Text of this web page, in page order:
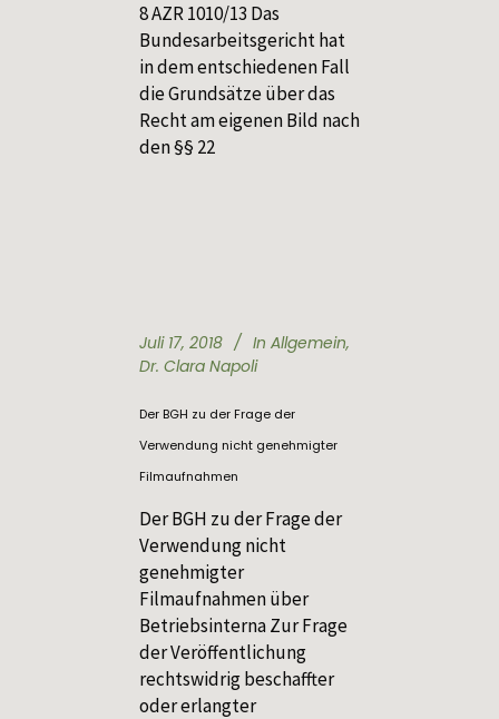
8 AZR 1010/13 Das
Bundesarbeitsgericht hat
in dem entschiedenen Fall
die Grundsätze über das
Recht am eigenen Bild nach
den §§ 22
Juli 17, 2018 In Allgemein,
Dr. Clara Napoli
Der BGH zu der Frage der
Verwendung nicht genehmigter
Filmaufnahmen
Der BGH zu der Frage der
Verwendung nicht
genehmigter
Filmaufnahmen über
Betriebsinterna Zur Frage
der Veröffentlichung
rechtswidrig beschaffter
oder erlangter